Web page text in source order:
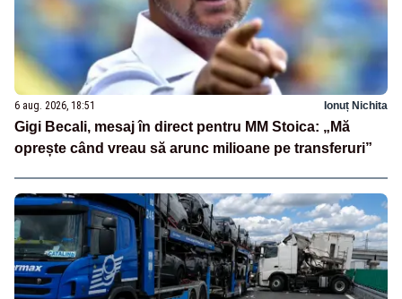
6 aug. 2026, 18:51 Ionuț Nichita
Gigi Becali, mesaj în direct pentru MM Stoica: „Mă
oprește când vreau să arunc milioane pe transferuri”